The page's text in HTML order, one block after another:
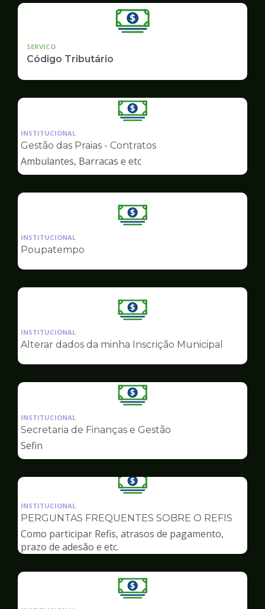
SERVICO
Código Tributário
Ilustração
pagina
de
Finanças
INSTITUCIONAL
Gestão das Praias - Contratos
Ambulantes, Barracas e etc
Ilustração
Finanças
INSTITUCIONAL
Poupatempo
Ilustração
pagina
Finanças
INSTITUCIONAL
Alterar dados da minha Inscrição Municipal
Ilustração
pagina
INSTITUCIONAL
Secretaria de Finanças e Gestão
Sefin
Ilustração
pagina
Finanças
INSTITUCIONAL
PERGUNTAS FREQUENTES SOBRE O REFIS
Como participar Refis, atrasos de pagamento,
prazo de adesão e etc.
Ilustração